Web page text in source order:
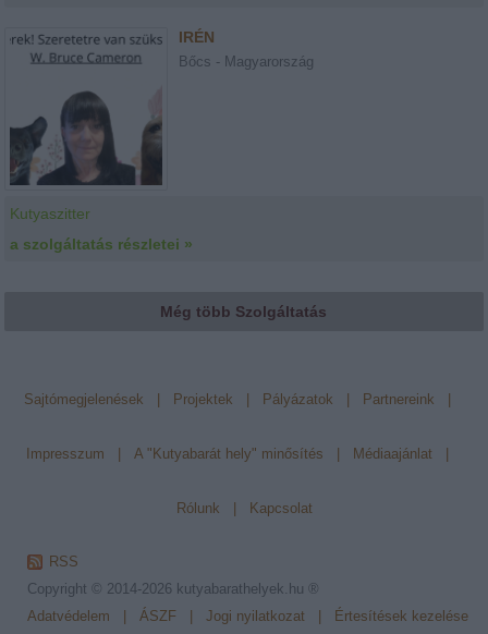
IRÉN
Bőcs - Magyarország
Kutyaszitter
a szolgáltatás részletei »
Még több Szolgáltatás
Sajtómegjelenések Projektek Pályázatok Partnereink
Impresszum A "Kutyabarát hely" minősítés Médiaajánlat
Rólunk Kapcsolat
RSS
Copyright © 2014-2026 kutyabarathelyek.hu ®
Adatvédelem
ÁSZF Jogi nyilatkozat Értesítések kezelése